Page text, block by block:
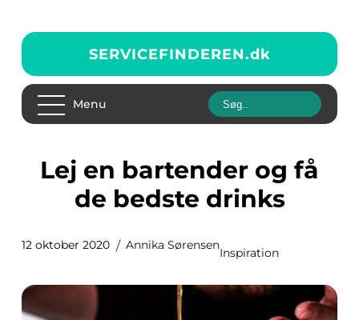
SERVICEFINDEREN.dk
Menu
Lej en bartender og få
de bedste drinks
12 oktober 2020 Annika Sørensen
Inspiration